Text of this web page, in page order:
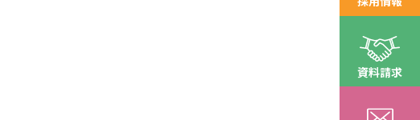
資料請求